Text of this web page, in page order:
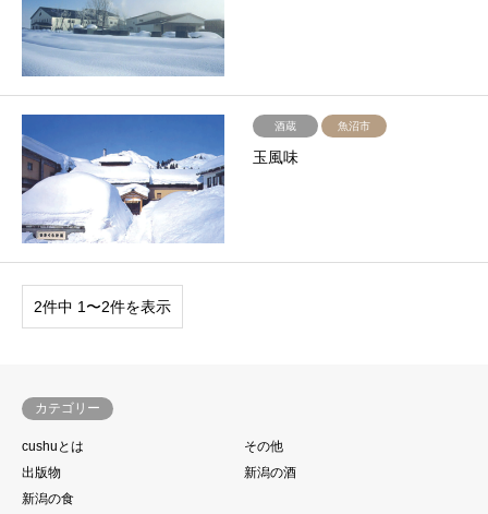
酒蔵 魚沼市
玉風味
2件中 1〜2件を表示
カテゴリー
cushuとは
その他
出版物
新潟の酒
新潟の食